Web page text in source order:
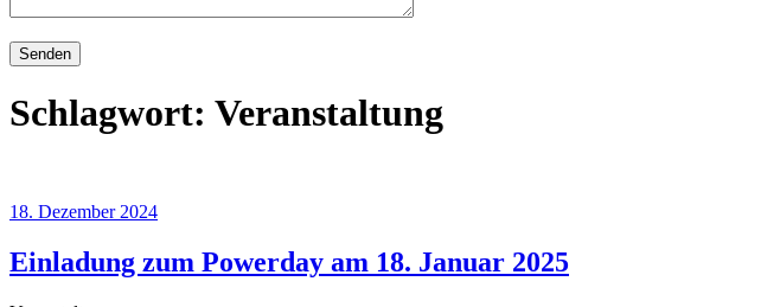
Schlagwort: Veranstaltung
18. Dezember 2024
Einladung zum Powerday am 18. Januar 2025